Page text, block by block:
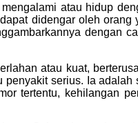
atau hidup
didengar oleh
dengan
atau kuat,
serius. Ia
tertentu, kehilangan